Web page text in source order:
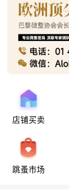
店铺买卖
跳蚤市场